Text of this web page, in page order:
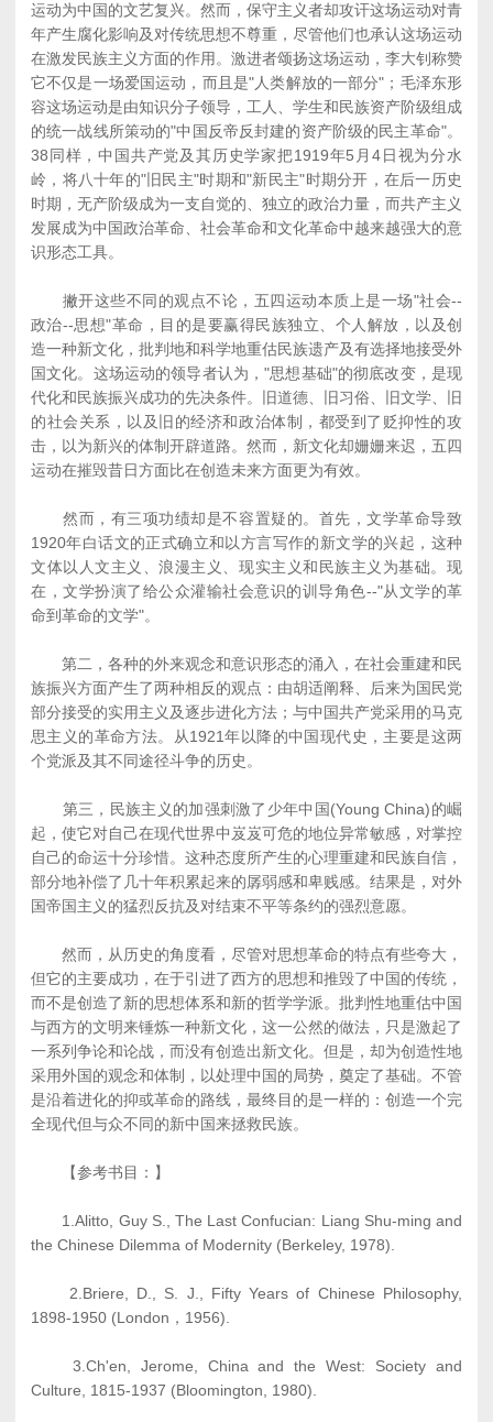
运动为中国的文艺复兴。然而，保守主义者却攻讦这场运动对青
年产生腐化影响及对传统思想不尊重，尽管他们也承认这场运动
在激发民族主义方面的作用。激进者颂扬这场运动，李大钊称赞
它不仅是一场爱国运动，而且是"人类解放的一部分"；毛泽东形
容这场运动是由知识分子领导，工人、学生和民族资产阶级组成
的统一战线所策动的"中国反帝反封建的资产阶级的民主革命"。
38同样，中国共产党及其历史学家把1919年5月4日视为分水
岭，将八十年的"旧民主"时期和"新民主"时期分开，在后一历史
时期，无产阶级成为一支自觉的、独立的政治力量，而共产主义
发展成为中国政治革命、社会革命和文化革命中越来越强大的意
识形态工具。
撇开这些不同的观点不论，五四运动本质上是一场"社会--
政治--思想"革命，目的是要赢得民族独立、个人解放，以及创
造一种新文化，批判地和科学地重估民族遗产及有选择地接受外
国文化。这场运动的领导者认为，"思想基础"的彻底改变，是现
代化和民族振兴成功的先决条件。旧道德、旧习俗、旧文学、旧
的社会关系，以及旧的经济和政治体制，都受到了贬抑性的攻
击，以为新兴的体制开辟道路。然而，新文化却姗姗来迟，五四
运动在摧毁昔日方面比在创造未来方面更为有效。
然而，有三项功绩却是不容置疑的。首先，文学革命导致
1920年白话文的正式确立和以方言写作的新文学的兴起，这种
文体以人文主义、浪漫主义、现实主义和民族主义为基础。现
在，文学扮演了给公众灌输社会意识的训导角色--"从文学的革
命到革命的文学"。
第二，各种的外来观念和意识形态的涌入，在社会重建和民
族振兴方面产生了两种相反的观点：由胡适阐释、后来为国民党
部分接受的实用主义及逐步进化方法；与中国共产党采用的马克
思主义的革命方法。从1921年以降的中国现代史，主要是这两
个党派及其不同途径斗争的历史。
第三，民族主义的加强刺激了少年中国(Young China)的崛
起，使它对自己在现代世界中岌岌可危的地位异常敏感，对掌控
自己的命运十分珍惜。这种态度所产生的心理重建和民族自信，
部分地补偿了几十年积累起来的孱弱感和卑贱感。结果是，对外
国帝国主义的猛烈反抗及对结束不平等条约的强烈意愿。
然而，从历史的角度看，尽管对思想革命的特点有些夸大，
但它的主要成功，在于引进了西方的思想和推毁了中国的传统，
而不是创造了新的思想体系和新的哲学学派。批判性地重估中国
与西方的文明来锤炼一种新文化，这一公然的做法，只是激起了
一系列争论和论战，而没有创造出新文化。但是，却为创造性地
采用外国的观念和体制，以处理中国的局势，奠定了基础。不管
是沿着进化的抑或革命的路线，最终目的是一样的：创造一个完
全现代但与众不同的新中国来拯救民族。
【参考书目：】
1.Alitto, Guy S., The Last Confucian: Liang Shu-ming and
the Chinese Dilemma of Modernity (Berkeley, 1978).
2.Briere, D., S. J., Fifty Years of Chinese Philosophy,
1898-1950 (London，1956).
3.Ch'en, Jerome, China and the West: Society and
Culture, 1815-1937 (Bloomington, 1980).